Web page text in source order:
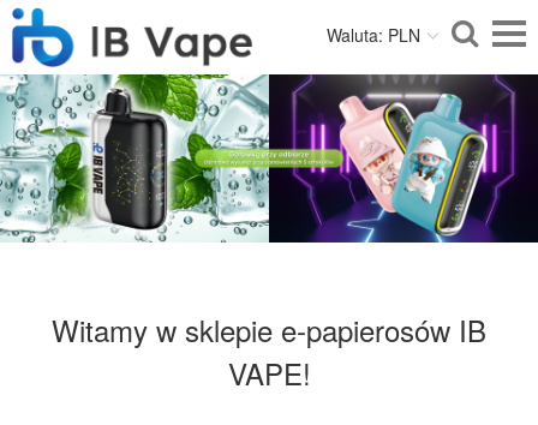
Waluta: PLN
Witamy w sklepie e-papierosów IB
VAPE!